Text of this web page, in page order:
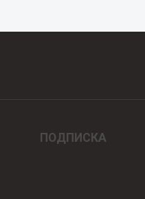
ПОДПИСКА